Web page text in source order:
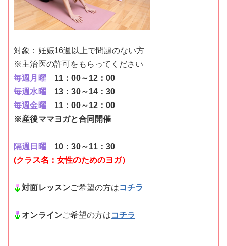
対象：妊娠16週以上で問題のない方
※主治医の許可をもらってください
毎週月曜 11：00～12：00
毎週水曜 13：30～14：30
毎週金曜 11：00～12：00
※産後ママヨガと合同開催
隔週日曜 10：30～11：30
(クラス名：女性のためのヨガ）
対面レッスンご希望の方はコチラ
オンラインご希望の方はコチラ